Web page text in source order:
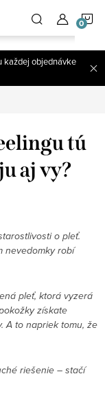
každej objednávke
tú
aj vy?
o pleť.
nevedomky robí
pleť, ktorá vyzerá
získate
A to napriek tomu, že
riešenie – stačí